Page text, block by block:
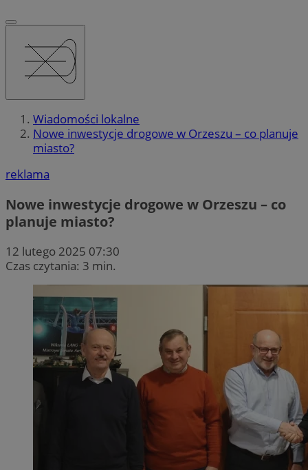
Wiadomości lokalne
Nowe inwestycje drogowe w Orzeszu – co planuje
miasto?
reklama
Nowe inwestycje drogowe w Orzeszu – co
planuje miasto?
12 lutego 2025 07:30
Czas czytania: 3 min.